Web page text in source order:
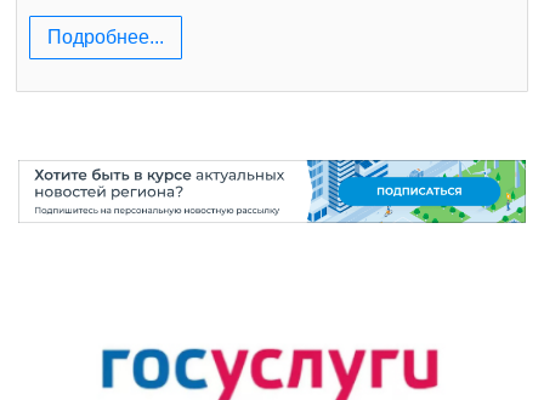
Подробнее...